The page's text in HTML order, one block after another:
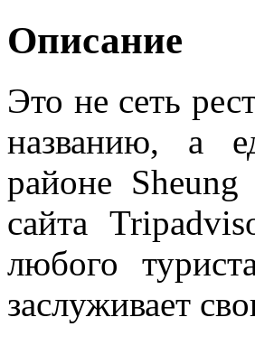
Описание
Это не сеть
названию, а
районе
сайта
любого
заслуживает